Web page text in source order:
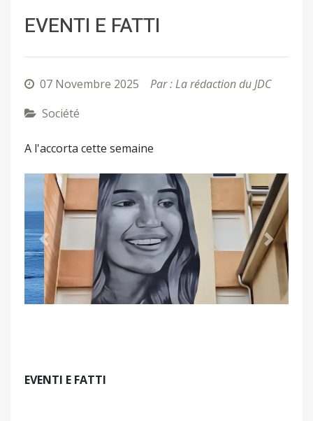
EVENTI E FATTI
07 Novembre 2025
Par : La rédaction du JDC
Société
A l'accorta cette semaine
Précédent Suivant
EVENTI E FATTI